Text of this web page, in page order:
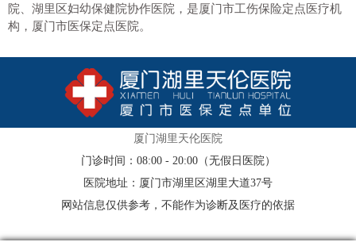
院、湖里区妇幼保健院协作医院，是厦门市工伤保险定点医疗机
构，厦门市医保定点医院。
厦门湖里天伦医院
门诊时间：08:00 - 20:00（无假日医院）
医院地址：厦门市湖里区湖里大道37号
网站信息仅供参考，不能作为诊断及医疗的依据